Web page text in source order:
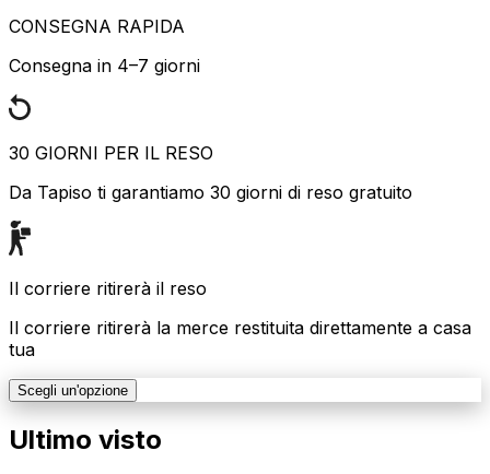
CONSEGNA RAPIDA
Consegna in 4–7 giorni
30 GIORNI PER IL RESO
Da Tapiso ti garantiamo 30 giorni di reso gratuito
Il corriere ritirerà il reso
Il corriere ritirerà la merce restituita direttamente a casa
tua
Scegli un'opzione
Ultimo visto